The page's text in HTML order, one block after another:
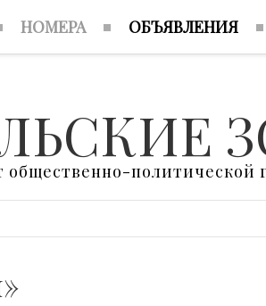
НОМЕРА ОБЪЯВЛЕНИЯ
политической